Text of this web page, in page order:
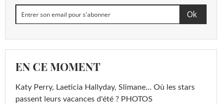
EN CE MOMENT
Katy Perry, Laeticia Hallyday, Slimane... Où les stars
passent leurs vacances d'été ? PHOTOS